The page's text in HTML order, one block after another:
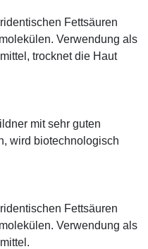
Fettsäuren
Verwendung als
trocknet die Haut
mit sehr guten
wird biotechnologisch
Fettsäuren
Verwendung als